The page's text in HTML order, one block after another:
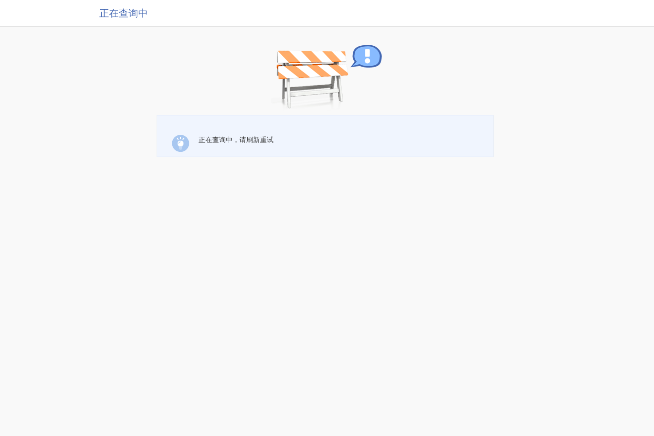
正在查询中
正在查询中，请刷新重试